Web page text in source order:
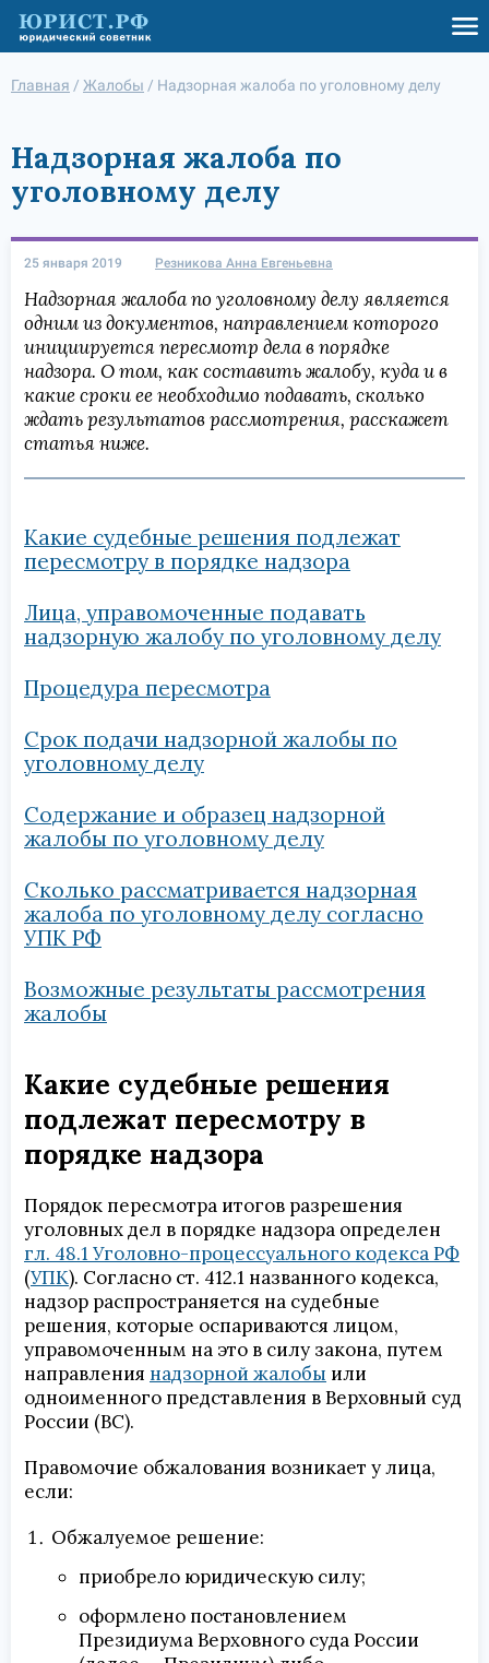
Главная / Жалобы / Надзорная жалоба по уголовному делу
Надзорная жалоба по
уголовному делу
25 января 2019 Резникова Анна Евгеньевна
Надзорная жалоба по уголовному делу является
одним из документов, направлением которого
инициируется пересмотр дела в порядке
надзора. О том, как составить жалобу, куда и в
какие сроки ее необходимо подавать, сколько
ждать результатов рассмотрения, расскажет
статья ниже.
Какие судебные решения подлежат
пересмотру в порядке надзора
Лица, управомоченные подавать
надзорную жалобу по уголовному делу
Процедура пересмотра
Срок подачи надзорной жалобы по
уголовному делу
Содержание и образец надзорной
жалобы по уголовному делу
Сколько рассматривается надзорная
жалоба по уголовному делу согласно
УПК РФ
Возможные результаты рассмотрения
жалобы
Какие судебные решения
подлежат пересмотру в
порядке надзора
Порядок пересмотра итогов разрешения
уголовных дел в порядке надзора определен
гл. 48.1 Уголовно-процессуального кодекса РФ
(УПК). Согласно ст. 412.1 названного кодекса,
надзор распространяется на судебные
решения, которые оспариваются лицом,
управомоченным на это в силу закона, путем
направления надзорной жалобы или
одноименного представления в Верховный суд
России (ВС).
Правомочие обжалования возникает у лица,
если:
Обжалуемое решение:
приобрело юридическую силу;
оформлено постановлением
Президиума Верховного суда России